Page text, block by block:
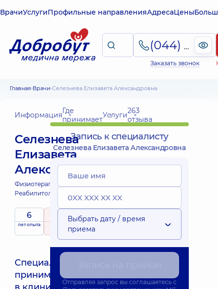
ВрачиУслугиПрофильные направленияАдресаЦены
(044) 495-2-888
Заказать звонок
Главная Врачи Селезнева Елизавета Александровна
ИнформацияГде
принимаетУслуги263
отзыва
Селезнева
Елизавета
Александровна
Физиотерапевт;
Реабилитолог;
6
лет опыта
5 / 5
на основе
263 отзыва
Специалист
принимаетБлижайшее время приема: 13.08.2026 10:15
Запись к специалисту
Селезнева Елизавета Александровна
Выбрать дату / время
приема
Отправляя запрос вы соглашаетесь с